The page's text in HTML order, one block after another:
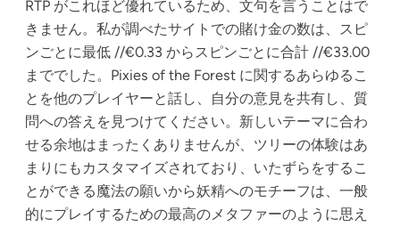
RTP がこれほど優れているため、文句を言うことはで
きません。私が調べたサイトでの賭け金の数は、スピ
ンごとに最低 //€0.33 からスピンごとに合計 //€33.00
まででした。Pixies of the Forest に関するあらゆるこ
とを他のプレイヤーと話し、自分の意見を共有し、質
問への答えを見つけてください。新しいテーマに合わ
せる余地はまったくありませんが、ツリーの体験はあ
まりにもカスタマイズされており、いたずらをするこ
とができる魔法の願いから妖精へのモチーフは、一般
的にプレイするための最高のメタファーのように思え